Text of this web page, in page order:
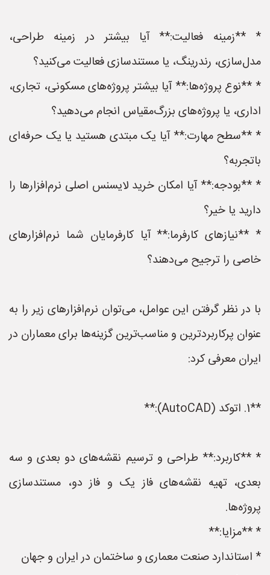
* **زمینه فعالیت:** آیا بیشتر در زمینه طراحی،
مدل‌سازی، رندرینگ، یا مستندسازی فعالیت می‌کنید؟
* **نوع پروژه‌ها:** آیا بیشتر پروژه‌های مسکونی، تجاری،
اداری، یا پروژه‌های بزرگ‌مقیاس انجام می‌دهید؟
* **سطح مهارت:** آیا یک مبتدی هستید یا یک حرفه‌ای
باتجربه؟
* **بودجه:** آیا امکان خرید لایسنس اصلی نرم‌افزارها را
دارید یا خیر؟
* **نیازهای کارفرما:** آیا کارفرمایان شما نرم‌افزارهای
خاصی را ترجیح می‌دهند؟
با در نظر گرفتن این عوامل، می‌توان نرم‌افزارهای زیر را به
عنوان پرکاربردترین و مناسب‌ترین گزینه‌ها برای معماران در
ایران معرفی کرد:
**1. اتوکد (AutoCAD):**
* **کاربرد:** طراحی و ترسیم نقشه‌های دو بعدی و سه
بعدی، تهیه نقشه‌های فاز یک و فاز دو، مستندسازی
پروژه‌ها.
* **مزایا:**
* استاندارد صنعت معماری و ساختمان در ایران و جهان